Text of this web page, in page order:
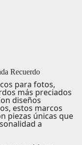
Recuerdo
para fotos,
más preciados
diseños
estos marcos
piezas únicas que
a